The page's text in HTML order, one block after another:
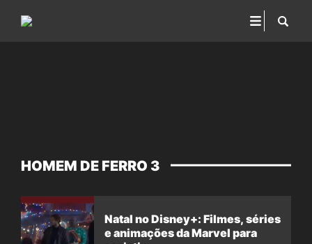
HOMEM DE FERRO 3
Natal no Disney+: Filmes, séries
e animações da Marvel para